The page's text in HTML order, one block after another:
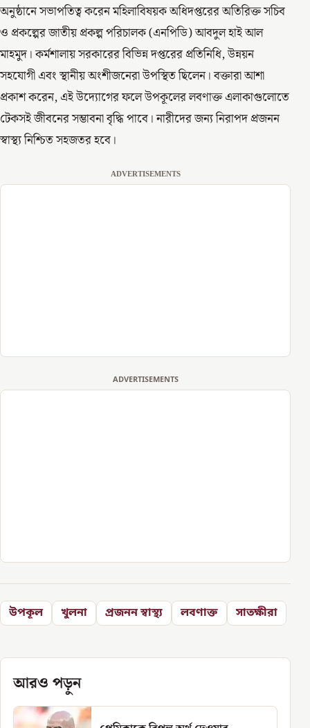
অনুষ্ঠানে সভাপতিত্ব করেন মহিলাবিষয়ক অধিদপ্তরের অতিরিক্ত সচিব
ও প্রকল্পের জাতীয় প্রকল্প পরিচালক (এনপিডি) আবদুল হাই আল
মাহমুদ। কর্মশালায় সরকারের বিভিন্ন দপ্তরের প্রতিনিধি, উন্নয়ন
সহযোগী এবং স্থানীয় অংশীজনেরা উপস্থিত ছিলেন। বক্তারা আশা
প্রকাশ করেন, এই উদ্যোগের ফলে উপকূলের লবণাক্ত এলাকাগুলোতে
টেকসই জীবনের সম্ভাবনা বৃদ্ধি পাবে। নারীদের জন্য নিরাপদ প্রজনন
স্বাস্থ্য নিশ্চিত সহজতর হবে।
ADVERTISEMENTS
ADVERTISEMENTS
উপকূল খুলনা প্রজনন স্বাস্থ্য লবণাক্ত সাতক্ষীরা
আরও পড়ুন